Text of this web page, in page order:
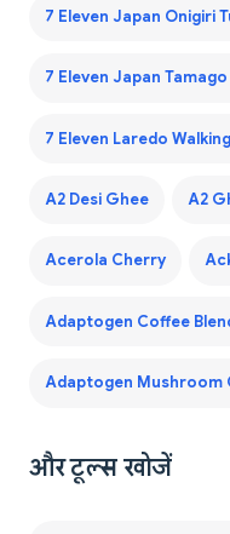
7 Eleven Japan Onigiri
7 Eleven Japan
7 Eleven Laredo
A2 Desi Ghee A2
Acerola Cherry
Adaptogen Coffee
Adaptogen Mushroom
और टूल्स खोजें